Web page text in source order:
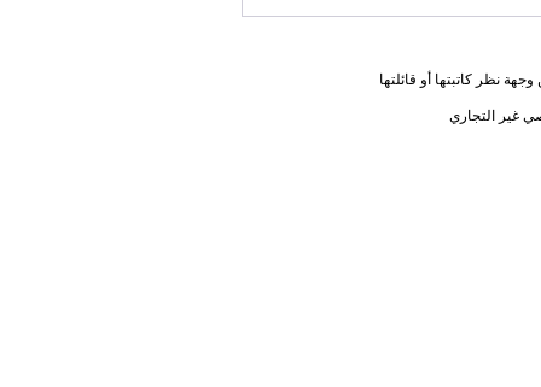
نظر كاتبتها أو قائلتها
غير التجاري